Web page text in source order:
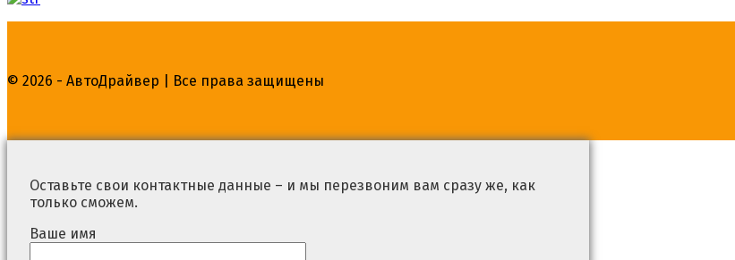
© 2026 - АвтоДрайвер | Все права защищены
Оставьте свои контактные данные – и мы перезвоним вам сразу же, как
только сможем.
Ваше имя